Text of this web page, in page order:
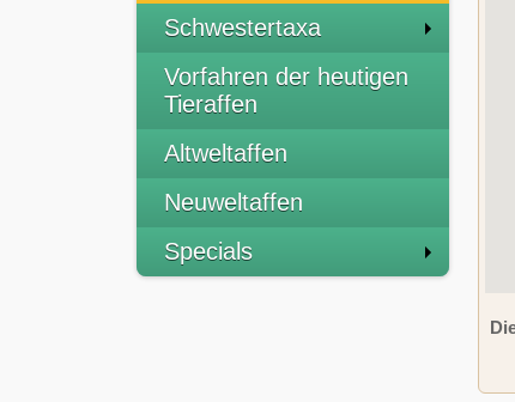
Schwestertaxa
Vorfahren der heutigen
Tieraffen
Altweltaffen
Neuweltaffen
Specials